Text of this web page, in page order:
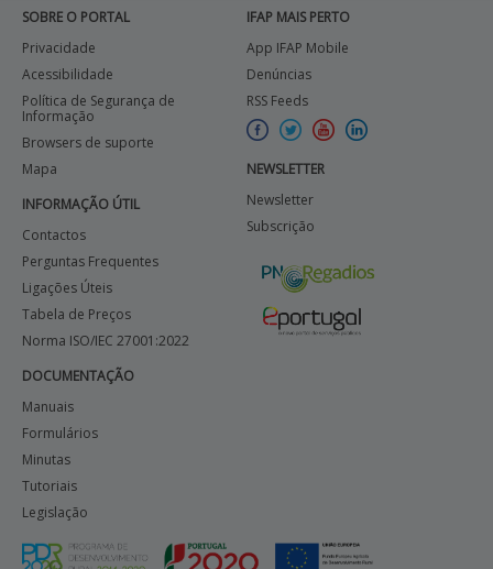
SOBRE O PORTAL
Privacidade
Acessibilidade
Política de Segurança de
Informação
Browsers de suporte
Mapa
INFORMAÇÃO ÚTIL
Contactos
Perguntas Frequentes
Ligações Úteis
Tabela de Preços
Norma ISO/IEC 27001:2022
DOCUMENTAÇÃO
Manuais
Formulários
Minutas
Tutoriais
Legislação
IFAP MAIS PERTO
App IFAP Mobile
Denúncias
RSS Feeds
NEWSLETTER
Newsletter
Subscrição